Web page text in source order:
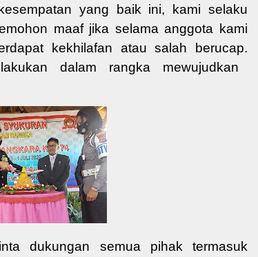
yang baik ini, kami selaku
maaf jika selamaanggota kami
kekhilafan atau salah berucap.
lakukan dalam rangka mewujudkan
dukungan semua pihak termasuk